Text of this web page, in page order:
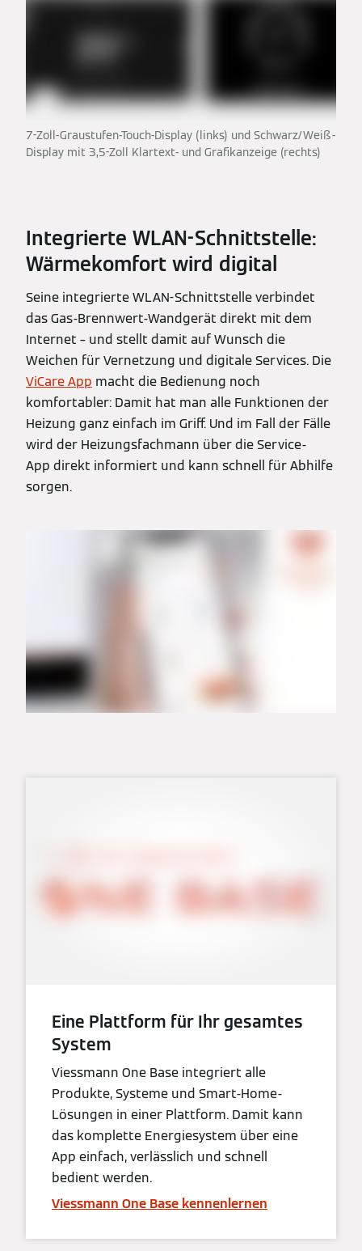
7-Zoll-Graustufen-Touch-Display (links) und Schwarz/Weiß-
Display mit 3,5-Zoll Klartext- und Grafikanzeige (rechts)
Integrierte WLAN-Schnittstelle:
Wärmekomfort wird digital
Seine integrierte WLAN-Schnittstelle verbindet
das Gas-Brennwert-Wandgerät direkt mit dem
Internet – und stellt damit auf Wunsch die
Weichen für Vernetzung und digitale Services. Die
ViCare App macht die Bedienung noch
komfortabler: Damit hat man alle Funktionen der
Heizung ganz einfach im Griff. Und im Fall der Fälle
wird der Heizungsfachmann über die Service-
App direkt informiert und kann schnell für Abhilfe
sorgen.
Eine Plattform für Ihr gesamtes
System
Viessmann One Base integriert alle
Produkte, Systeme und Smart-Home-
Lösungen in einer Plattform. Damit kann
das komplette Energiesystem über eine
App einfach, verlässlich und schnell
bedient werden.
Viessmann One Base kennenlernen